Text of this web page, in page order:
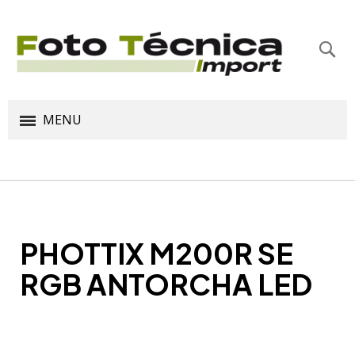
MENU
PHOTTIX M200R SE
RGB ANTORCHA LED